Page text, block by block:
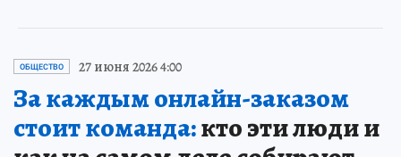
ОБЩЕСТВО 27 июня 2026 4:00
За каждым онлайн-заказом
стоит команда:кто эти люди и